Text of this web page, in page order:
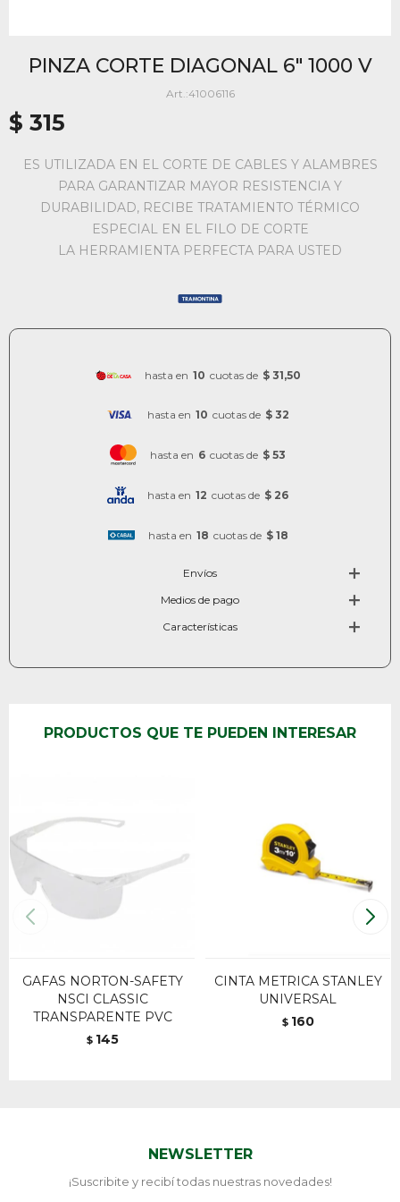
PINZA CORTE DIAGONAL 6" 1000 V
41006116
$ 315
ES UTILIZADA EN EL CORTE DE CABLES Y ALAMBRES
PARA GARANTIZAR MAYOR RESISTENCIA Y
DURABILIDAD, RECIBE TRATAMIENTO TÉRMICO
ESPECIAL EN EL FILO DE CORTE
LA HERRAMIENTA PERFECTA PARA USTED
hasta en 10 cuotas de $ 31,50
hasta en 10 cuotas de $ 32
hasta en 6 cuotas de $ 53
hasta en 12 cuotas de $ 26
hasta en 18 cuotas de $ 18
Envíos
Medios de pago
Características
PRODUCTOS QUE TE PUEDEN INTERESAR
GAFAS NORTON-SAFETY
NSCI CLASSIC
TRANSPARENTE PVC
$ 145
CINTA METRICA STANLEY
UNIVERSAL
$ 160
NEWSLETTER
¡Suscribite y recibí todas nuestras novedades!